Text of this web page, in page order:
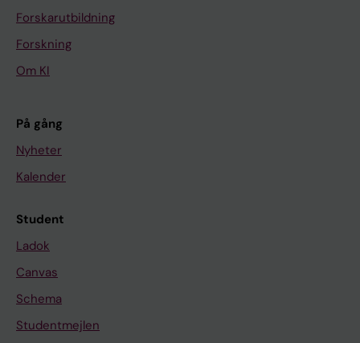
Forskarutbildning
Forskning
Om KI
På gång
Nyheter
Kalender
Student
Ladok
Canvas
Schema
Studentmejlen